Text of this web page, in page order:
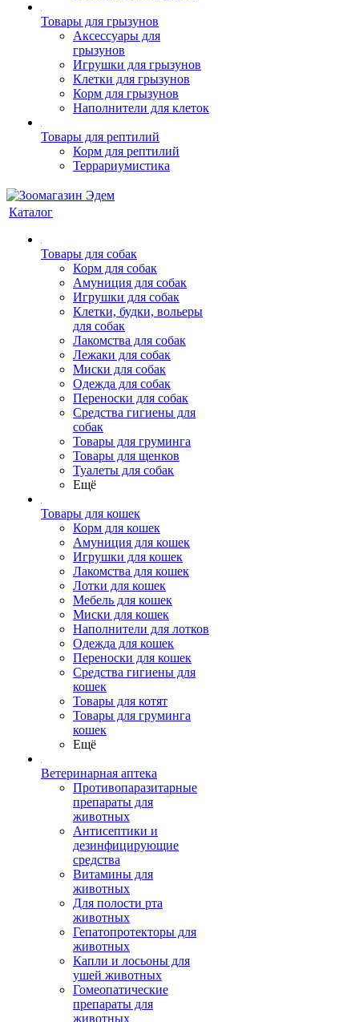
Товары для грызунов
Аксессуары для
грызунов
Игрушки для грызунов
Клетки для грызунов
Корм для грызунов
Наполнители для клеток
Товары для рептилий
Корм для рептилий
Террариумистика
Каталог
Товары для собак
Корм для собак
Амуниция для собак
Игрушки для собак
Клетки, будки, вольеры
для собак
Лакомства для собак
Лежаки для собак
Миски для собак
Одежда для собак
Переноски для собак
Средства гигиены для
собак
Товары для груминга
Товары для щенков
Туалеты для собак
Ещё
Товары для кошек
Корм для кошек
Амуниция для кошек
Игрушки для кошек
Лакомства для кошек
Лотки для кошек
Мебель для кошек
Миски для кошек
Наполнители для лотков
Одежда для кошек
Переноски для кошек
Средства гигиены для
кошек
Товары для котят
Товары для груминга
кошек
Ещё
Ветеринарная аптека
Противопаразитарные
препараты для
животных
Антисептики и
дезинфицирующие
средства
Витамины для
животных
Для полости рта
животных
Гепатопротекторы для
животных
Капли и лосьоны для
ушей животных
Гомеопатические
препараты для
животных